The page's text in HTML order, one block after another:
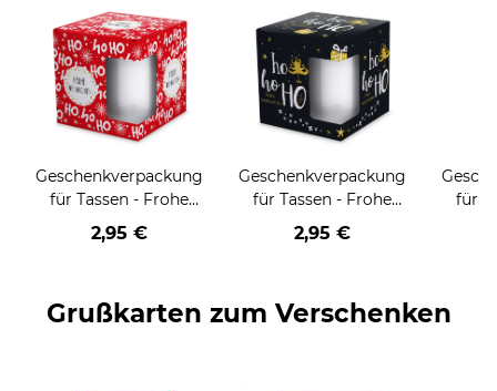
Geschenkverpackung
für Tassen - Frohe
Weihnachten - HO
HO HO - rot
2,95 €
Geschenkverpackung
für Tassen - Frohe
Weihnachten - HO
HO HO - schwarz
2,95 €
für
Grußkarten zum Verschenken